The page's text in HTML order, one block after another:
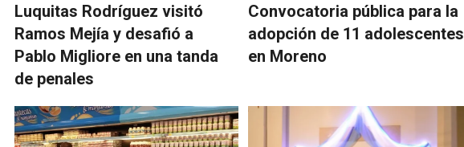
Luquitas Rodríguez visitó
Ramos Mejía y desafió a
Pablo Migliore en una tanda
de penales
Convocatoria pública para la
adopción de 11 adolescentes
en Moreno